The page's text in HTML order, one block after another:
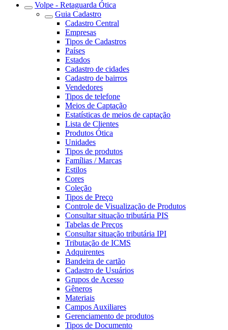
Volpe - Retaguarda Ótica
Guia Cadastro
Cadastro Central
Empresas
Tipos de Cadastros
Países
Estados
Cadastro de cidades
Cadastro de bairros
Vendedores
Tipos de telefone
Meios de Captação
Estatísticas de meios de captação
Lista de Clientes
Produtos Ótica
Unidades
Tipos de produtos
Famílias / Marcas
Estilos
Cores
Coleção
Tipos de Preço
Controle de Visualização de Produtos
Consultar situação tributária PIS
Tabelas de Preços
Consultar situação tributária IPI
Tributação de ICMS
Adquirentes
Bandeira de cartão
Cadastro de Usuários
Grupos de Acesso
Gêneros
Materiais
Campos Auxiliares
Gerenciamento de produtos
Tipos de Documento